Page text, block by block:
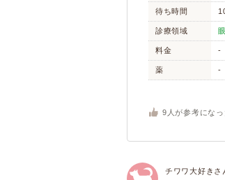
待ち時間
診療領域
料金 -
薬 -
9 人が参考になっ
チワワ大好きさ